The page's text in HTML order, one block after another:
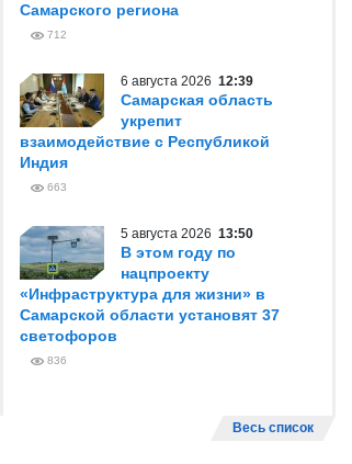
Самарского региона
712
6 августа 2026 12:39
Самарская область
укрепит
взаимодействие с Республикой
Индия
663
5 августа 2026 13:50
В этом году по
нацпроекту
«Инфраструктура для жизни» в
Самарской области установят 37
светофоров
836
Весь список